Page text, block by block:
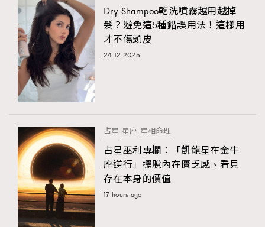
Dry Shampoo乾洗噴霧越用越掉
髮？避免這5種錯誤用法！這樣用
才不傷頭皮
24.12.2025
占星 星座 星相命理
占星巫利專欄：「凱龍星在金牛
座逆行」擺脫內在匱乏感、看見
存在本身的價值
17 hours ago